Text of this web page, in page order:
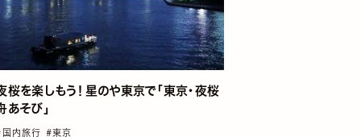
桜を楽しもう！星のや東京で「東京・夜桜
あそび」
内旅行 #東京